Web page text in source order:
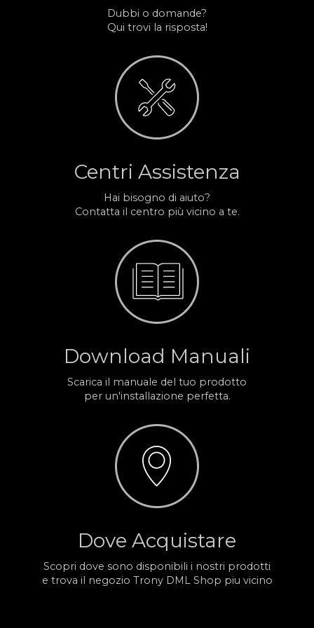
Dubbi o domande?
Qui trovi la risposta!
Centri Assistenza
Hai bisogno di aiuto?
Contatta il centro più vicino a te.
Download Manuali
Scarica il manuale del tuo prodotto
per un'installazione perfetta.
Dove Acquistare
Scopri dove sono disponibili i nostri prodotti
e trova il negozio Trony DML Shop piu vicino